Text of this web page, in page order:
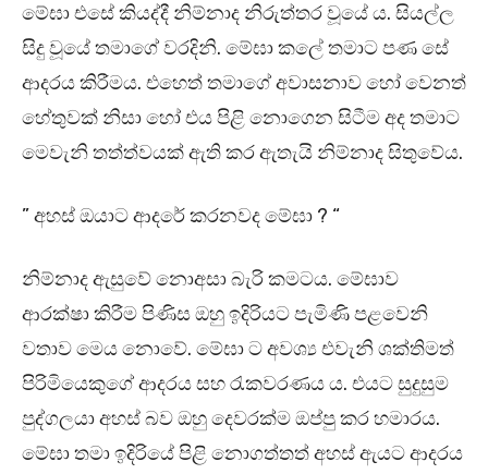
මේඝා එසේ කියද්දී නිම්නාද නිරුත්තර වූයේ ය. සියල්ල
සිදු වූයේ තමාගේ වරදිනි. මේඝා කලේ තමාට පණ සේ
ආදරය කිරීමය. එහෙත් තමාගේ අවාසනාව හෝ වෙනත්
හේතුවක් නිසා හෝ එය පිළි නොගෙන සිටීම අද තමාට
මෙවැනි තත්ත්වයක් ඇති කර ඇතැයි නිම්නාද සිතුවේය.
” අහස් ඔයාට ආදරේ කරනවද මේඝා ? “
නිම්නාද ඇසුවේ නොඅසා බැරි කමටය. මේඝාව
ආරක්ෂා කිරීම පිණිස ඔහු ඉදිරියට පැමිණි පළවෙනි
වතාව මෙය නොවේ. මේඝා ට අවශ්‍ය එවැනි ශක්තිමත්
පිරිමියෙකුගේ ආදරය සහ රැකවරණය ය. එයට සුදුසුම
පුද්ගලයා අහස් බව ඔහු දෙවරක්ම ඔප්පු කර හමාරය.
මේඝා තමා ඉදිරියේ පිළි නොගත්තත් අහස් ඇයට ආදරය